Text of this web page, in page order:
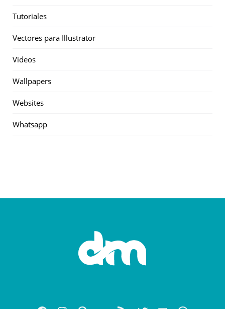
Tutoriales
Vectores para Illustrator
Videos
Wallpapers
Websites
Whatsapp